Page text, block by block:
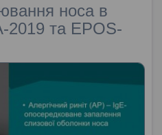
носа в
2019 та EPOS-